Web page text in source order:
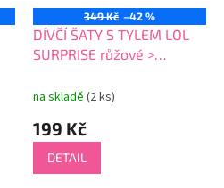
349 Kč –42 %
DÍVČÍ ŠATY S TYLEM LOL
SURPRISE růžové >
na skladě (2 ks)
199 Kč
DETAIL